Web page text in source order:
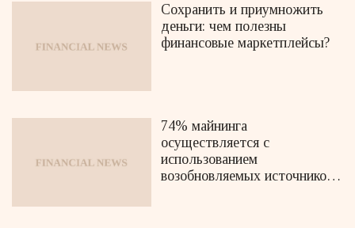
Сохранить и приумножить
деньги: чем полезны
финансовые маркетплейсы?
74% майнинга
осуществляется с
использованием
возобновляемых источников